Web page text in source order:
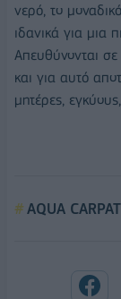
νερό, το
ιδανικά για μια
Απευθύνονται
και για αυτό
μητέρες,
AQUA